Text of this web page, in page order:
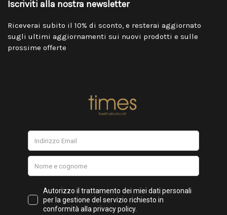
Iscriviti alla nostra newsletter
Riceverai subito il 10% di sconto, e resterai aggiornato
sugli ultimi aggiornamenti sui nuovi prodotti e sulle
prossime offerte